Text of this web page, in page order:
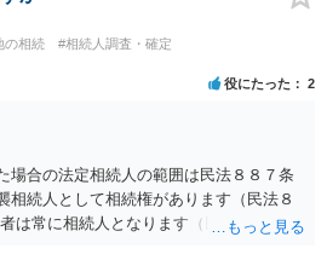
割を拒否するということは、遺産はいら
言で、受取を指定されててもいらない
由を説明する必要はありません。
の相続
#相続人調査・確定
役にたった 2
場合の法定相続人の範囲は民法８８７条
相続人として相続権があります（民法８
は常に相続人となります（民法８９０